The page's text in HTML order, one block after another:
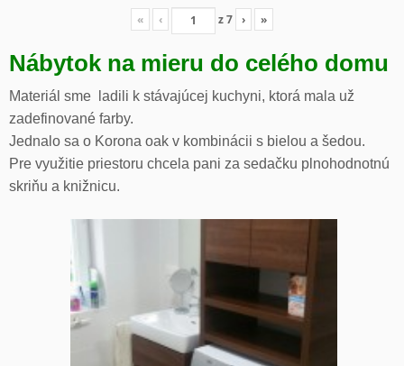
« ‹ z7 › »
Nábytok na mieru do celého domu
Materiál sme ladili k stávajúcej kuchyni, ktorá mala už
zadefinované farby.
Jednalo sa o Korona oak v kombinácii s bielou a šedou.
Pre využitie priestoru chcela pani za sedačku plnohodnotnú
skriňu a knižnicu.